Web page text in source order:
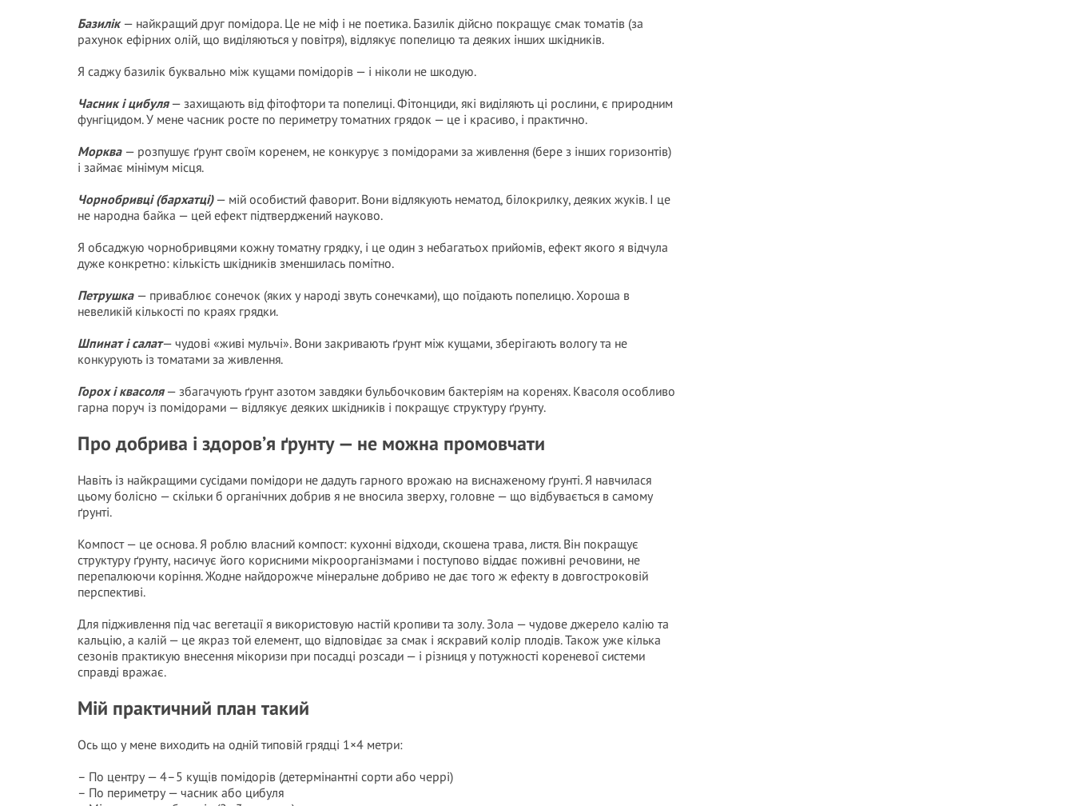
Базилік — найкращий друг помідора. Це не міф і не поетика. Базилік дійсно покращує смак томатів (за
рахунок ефірних олій, що виділяються у повітря), відлякує попелицю та деяких інших шкідників.
Я саджу базилік буквально між кущами помідорів — і ніколи не шкодую.
Часник і цибуля— захищають від фітофтори та попелиці. Фітонциди, які виділяють ці рослини, є природним
фунгіцидом. У мене часник росте по периметру томатних грядок — це і красиво, і практично.
Морква — розпушує ґрунт своїм коренем, не конкурує з помідорами за живлення (бере з інших горизонтів)
і займає мінімум місця.
Чорнобривці (бархатці)— мій особистий фаворит. Вони відлякують нематод, білокрилку, деяких жуків. І це
не народна байка — цей ефект підтверджений науково.
Я обсаджую чорнобривцями кожну томатну грядку, і це один з небагатьох прийомів, ефект якого я відчула
дуже конкретно: кількість шкідників зменшилась помітно.
Петрушка — приваблює сонечок (яких у народі звуть сонечками), що поїдають попелицю. Хороша в
невеликій кількості по краях грядки.
Шпинат і салат— чудові «живі мульчі». Вони закривають ґрунт між кущами, зберігають вологу та не
конкурують із томатами за живлення.
Горох і квасоля— збагачують ґрунт азотом завдяки бульбочковим бактеріям на коренях. Квасоля особливо
гарна поруч із помідорами — відлякує деяких шкідників і покращує структуру ґрунту.
Про добрива і здоров’я ґрунту — не можна промовчати
Навіть із найкращими сусідами помідори не дадуть гарного врожаю на виснаженому ґрунті. Я навчилася
цьому болісно — скільки б органічних добрив я не вносила зверху, головне — що відбувається в самому
ґрунті.
Компост — це основа. Я роблю власний компост: кухонні відходи, скошена трава, листя. Він покращує
структуру ґрунту, насичує його корисними мікроорганізмами і поступово віддає поживні речовини, не
перепалюючи коріння. Жодне найдорожче мінеральне добриво не дає того ж ефекту в довгостроковій
перспективі.
Для підживлення під час вегетації я використовую настій кропиви та золу. Зола — чудове джерело калію та
кальцію, а калій — це якраз той елемент, що відповідає за смак і яскравий колір плодів. Також уже кілька
сезонів практикую внесення мікоризи при посадці розсади — і різниця у потужності кореневої системи
справді вражає.
Мій практичний план такий
Ось що у мене виходить на одній типовій грядці 1×4 метри:
– По центру — 4–5 кущів помідорів (детермінантні сорти або черрі)
– По периметру — часник або цибуля